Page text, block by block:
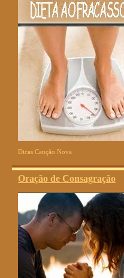
Dicas Canção Nova
Oração de Consagração